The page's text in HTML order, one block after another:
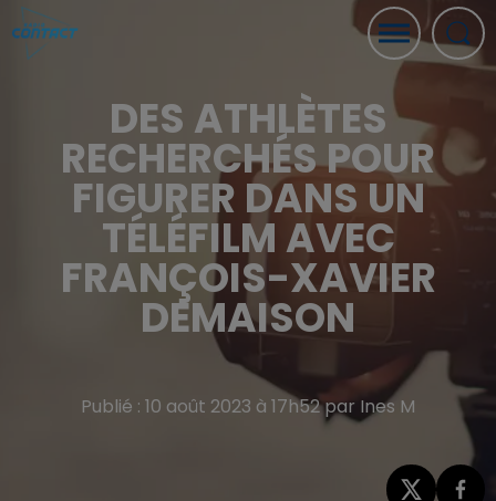
DES ATHLÈTES
RECHERCHÉS POUR
FIGURER DANS UN
TÉLÉFILM AVEC
FRANÇOIS-XAVIER
DEMAISON
Publié : 10 août 2023 à 17h52 par Ines M